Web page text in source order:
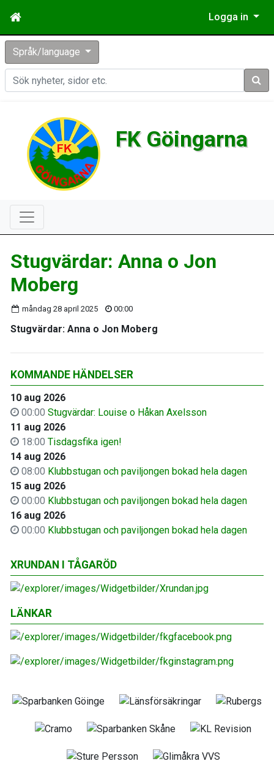
Logga in
Språk/language
Sök
FK Göingarna
KOMMANDE HÄNDELSER
10 aug 2026
00:00 Stugvärdar: Louise o Håkan Axelsson
11 aug 2026
18:00 Tisdagsfika igen!
14 aug 2026
08:00 Klubbstugan och paviljongen bokad hela dagen
15 aug 2026
00:00 Klubbstugan och paviljongen bokad hela dagen
16 aug 2026
00:00 Klubbstugan och paviljongen bokad hela dagen
Stugvärdar: Anna o Jon
Moberg
måndag 28 april 2025 00:00
Stugvärdar: Anna o Jon Moberg
XRUNDAN I TÅGARÖD
LÄNKAR